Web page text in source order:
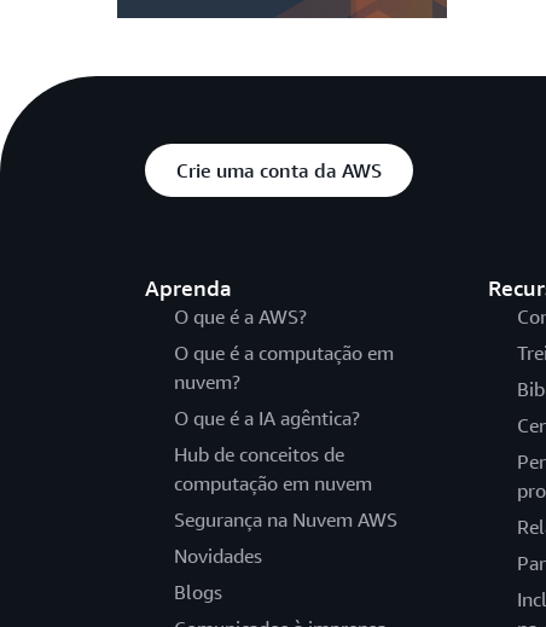
Crie uma conta da AWS
Aprenda
O que é a AWS?
O que é a computação em
nuvem?
O que é a IA agêntica?
Hub de conceitos de
computação em nuvem
Segurança na Nuvem AWS
Novidades
Blogs